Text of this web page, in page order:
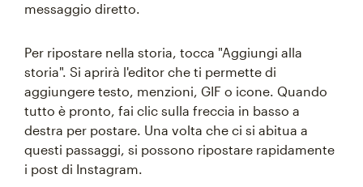
messaggio diretto.
Per ripostare nella storia, tocca "Aggiungi alla
storia". Si aprirà l'editor che ti permette di
aggiungere testo, menzioni, GIF o icone. Quando
tutto è pronto, fai clic sulla freccia in basso a
destra per postare. Una volta che ci si abitua a
questi passaggi, si possono ripostare rapidamente
i post di Instagram.